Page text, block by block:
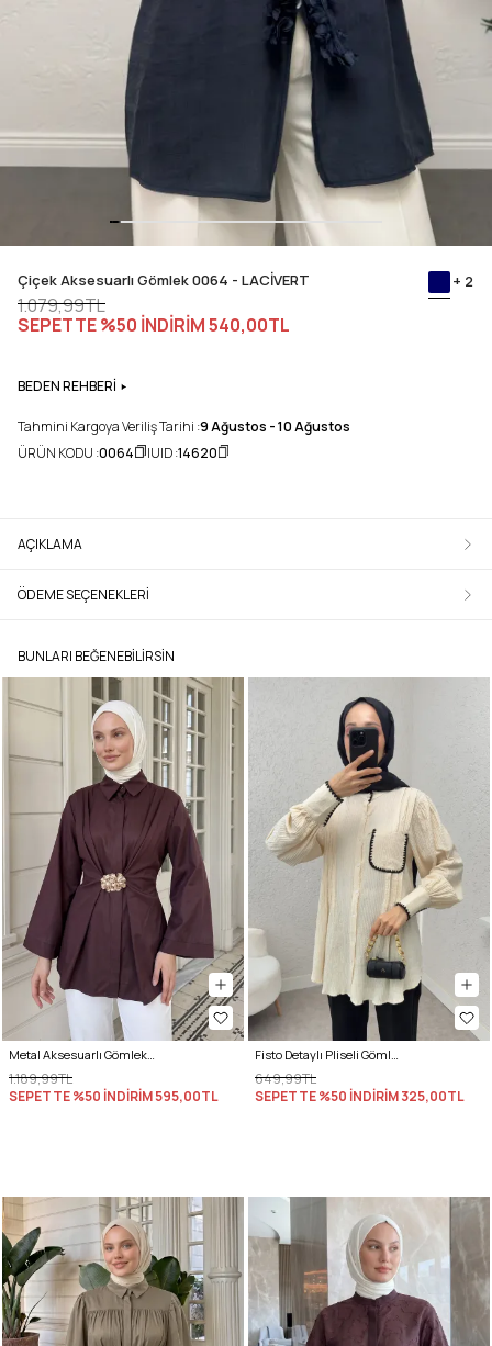
Çiçek Aksesuarlı Gömlek 0064 - LACİVERT + 2
1.079,99TL
SEPETTE %50 İNDİRİM540,00TL
BEDEN REHBERİ
Tahmini Kargoya Veriliş Tarihi :9 Ağustos - 10 Ağustos
ÜRÜN KODU :0064 UID :14620
AÇIKLAMA
ÖDEME SEÇENEKLERI
BUNLARI BEĞENEBILIRSIN
Metal Aksesuarlı Gömlek Y0142 - MÜRDÜM
1.189,99TL
SEPETTE %50 İNDİRİM595,00TL
Fisto Detaylı Pliseli Gömlek 2205 - KREM
649,99TL
SEPETTE %50 İNDİRİM325,00TL